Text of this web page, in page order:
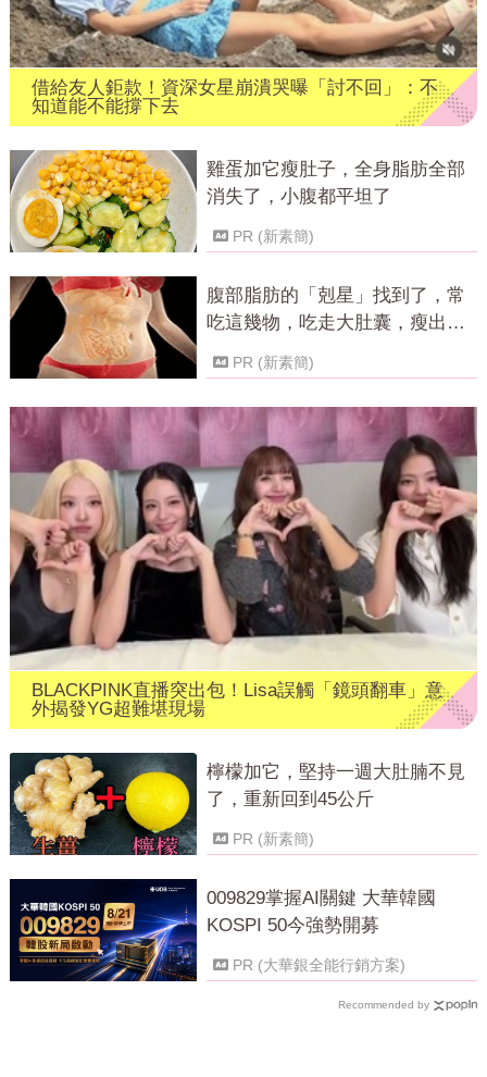
借給友人鉅款！資深女星崩潰哭曝「討不回」：不
知道能不能撐下去
雞蛋加它瘦肚子，全身脂肪全部
消失了，小腹都平坦了
PR (新素簡)
腹部脂肪的「剋星」找到了，常
吃這幾物，吃走大肚囊，瘦出小
PR (新素簡)
BLACKPINK直播突出包！Lisa誤觸「鏡頭翻車」意
外揭發YG超難堪現場
檸檬加它，堅持一週大肚腩不見
了，重新回到45公斤
PR (新素簡)
009829掌握AI關鍵 大華韓國
KOSPI 50今強勢開募
PR (大華銀全能行銷方案)
Recommended by